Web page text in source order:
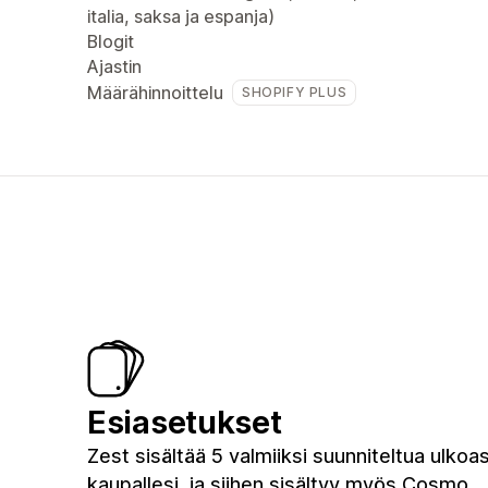
italia, saksa ja espanja)
Blogit
Ajastin
Määrähinnoittelu
SHOPIFY PLUS
Esiasetukset
Zest sisältää 5 valmiiksi suunniteltua